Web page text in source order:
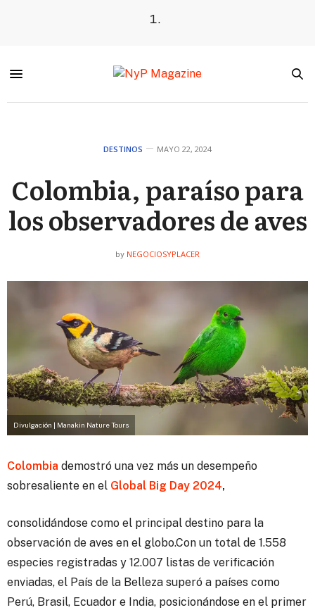
DESTINOS MAYO 22, 2024
Colombia, paraíso para
los observadores de aves
by NEGOCIOSYPLACER
Divulgación | Manakin Nature Tours
Colombia demostró una vez más un desempeño
sobresaliente en el Global Big Day 2024,
consolidándose como el principal destino para la
observación de aves en el globo.Con un total de 1.558
especies registradas y 12.007 listas de verificación
enviadas, el País de la Belleza superó a países como
Perú, Brasil, Ecuador e India, posicionándose en el primer